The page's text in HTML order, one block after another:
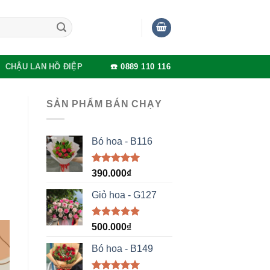
CHẬU LAN HỒ ĐIỆP ☎️ 0889 110 116
SẢN PHẨM BÁN CHẠY
Bó hoa - B116
Được xếp
5 sao
390.000₫
Giỏ hoa - G127
Được xếp
5 sao
500.000₫
Bó hoa - B149